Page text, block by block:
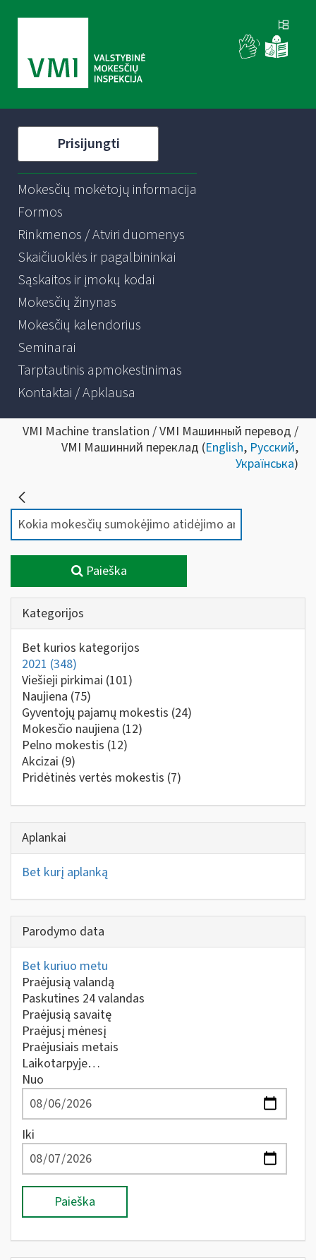
Prisijungti
Mokesčių mokėtojų informacija
Formos
Rinkmenos / Atviri duomenys
Skaičiuoklės ir pagalbininkai
Sąskaitos ir įmokų kodai
Mokesčių žinynas
Mokesčių kalendorius
Seminarai
Tarptautinis apmokestinimas
Kontaktai / Apklausa
VMI Machine translation / VMI Машинный перевод /
VMI Машинний переклад (English, Русский,
Українська)
Paieška
Kategorijos
Bet kurios kategorijos
2021 (348)
Viešieji pirkimai (101)
Naujiena (75)
Gyventojų pajamų mokestis (24)
Mokesčio naujiena (12)
Pelno mokestis (12)
Akcizai (9)
Pridėtinės vertės mokestis (7)
Aplankai
Bet kurį aplanką
Parodymo data
Bet kuriuo metu
Praėjusią valandą
Paskutines 24 valandas
Praėjusią savaitę
Praėjusį mėnesį
Praėjusiais metais
Laikotarpyje…
Nuo
Iki
Paieška